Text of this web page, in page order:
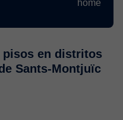
pisos en distritos
Sants-Montjuïc